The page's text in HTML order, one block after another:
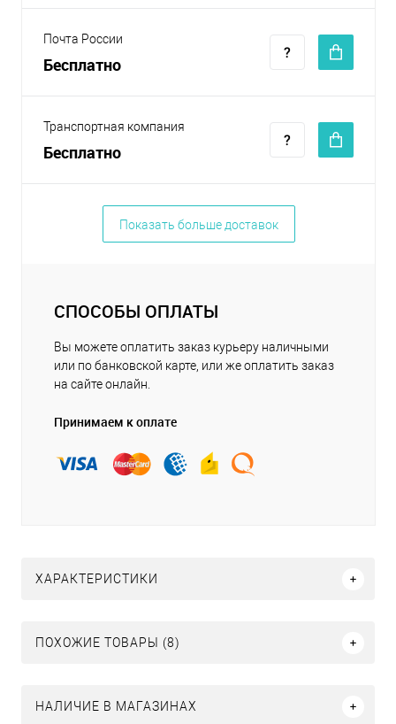
Почта России
Бесплатно
Транспортная компания
Бесплатно
Показать больше доставок
СПОСОБЫ ОПЛАТЫ
Вы можете оплатить заказ курьеру наличными
или по банковской карте, или же оплатить заказ
на сайте онлайн.
Принимаем к оплате
ХАРАКТЕРИСТИКИ
ПОХОЖИЕ ТОВАРЫ (8)
НАЛИЧИЕ В МАГАЗИНАХ